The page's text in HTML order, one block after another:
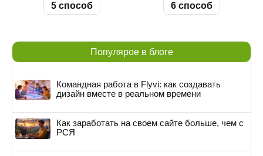
5 способ 6 способ
Популярое в блоге
Командная работа в Flyvi: как создавать
дизайн вместе в реальном времени
Как заработать на своем сайте больше, чем с
РСЯ